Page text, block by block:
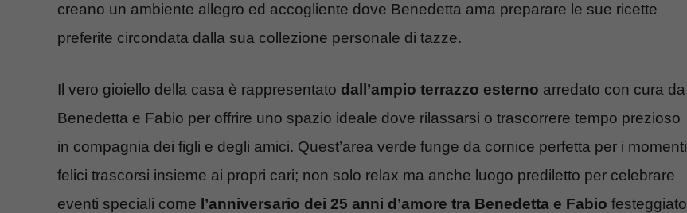
creano un ambiente allegro ed accogliente dove Benedetta ama preparare le sue ricette
preferite circondata dalla sua collezione personale di tazze.
Il vero gioiello della casa è rappresentato dall’ampio terrazzo esterno arredato con cura da
Benedetta e Fabio per offrire uno spazio ideale dove rilassarsi o trascorrere tempo prezioso
in compagnia dei figli e degli amici. Quest’area verde funge da cornice perfetta per i momenti
felici trascorsi insieme ai propri cari; non solo relax ma anche luogo prediletto per celebrare
eventi speciali come l’anniversario dei 25 anni d’amore tra Benedetta e Fabio festeggiato